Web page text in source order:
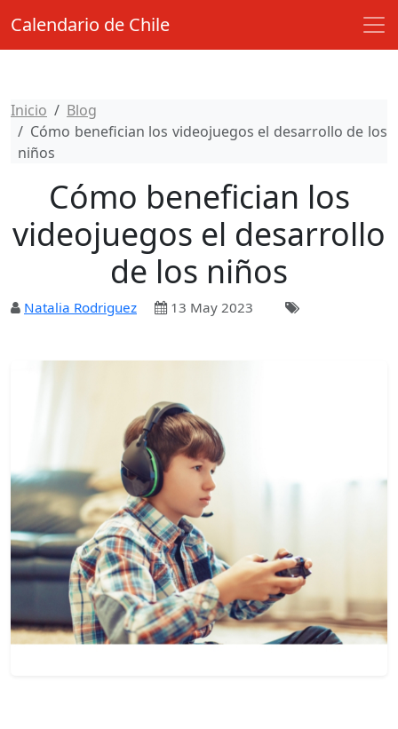
Calendario de Chile
Inicio
Blog
Cómo benefician los videojuegos el desarrollo de los
niños
Cómo benefician los
videojuegos el desarrollo
de los niños
Natalia Rodriguez 13 May 2023